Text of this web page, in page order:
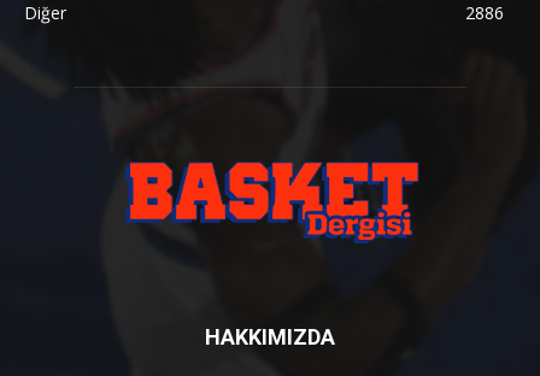
Diğer
2886
HAKKIMIZDA